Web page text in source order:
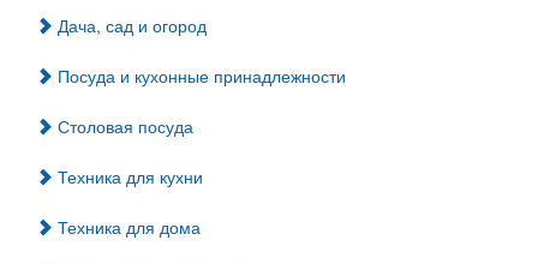
Дача, сад и огород
Посуда и кухонные принадлежности
Столовая посуда
Техника для кухни
Техника для дома